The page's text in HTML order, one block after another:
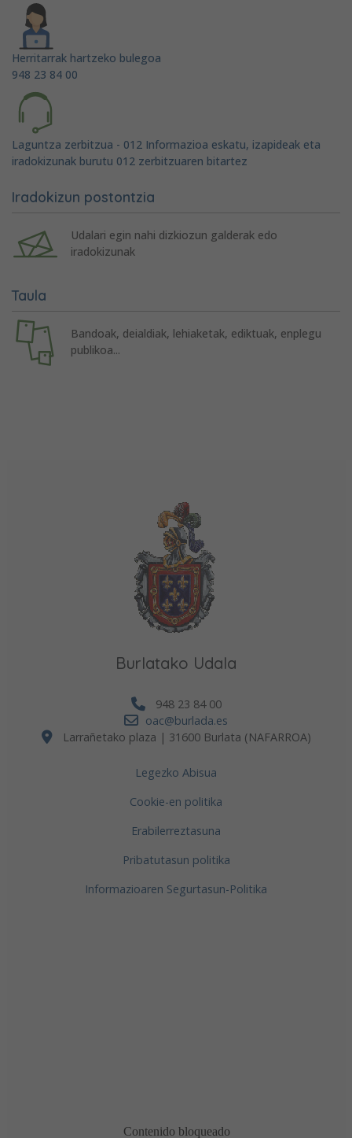
Herritarrak hartzeko bulegoa
948 23 84 00
Laguntza zerbitzua - 012 Informazioa eskatu, izapideak eta
iradokizunak burutu 012 zerbitzuaren bitartez
Iradokizun postontzia
Udalari egin nahi dizkiozun galderak edo
iradokizunak
Taula
Bandoak, deialdiak, lehiaketak, ediktuak, enplegu
publikoa...
Burlatako Udala
948 23 84 00
oac@burlada.es
Larrañetako plaza | 31600 Burlata (NAFARROA)
Legezko Abisua
Cookie-en politika
Erabilerreztasuna
Pribatutasun politika
Informazioaren Segurtasun-Politika